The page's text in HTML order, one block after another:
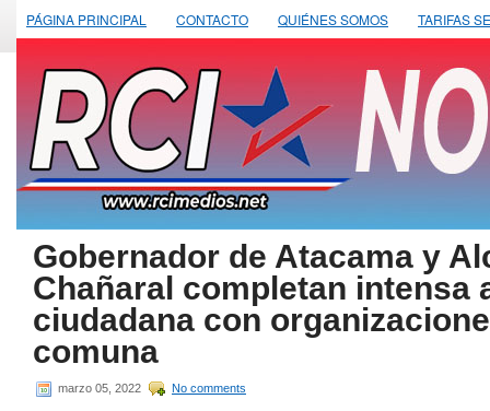
PÁGINA PRINCIPAL CONTACTO QUIÉNES SOMOS TARIFAS
Gobernador de Atacama y
Chañaral completan intensa
ciudadana con
comuna
marzo 05, 2022 No comments